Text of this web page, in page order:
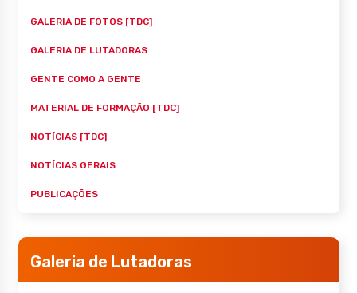
GALERIA DE FOTOS [TDC]
GALERIA DE LUTADORAS
GENTE COMO A GENTE
MATERIAL DE FORMAÇÃO [TDC]
NOTÍCIAS [TDC]
NOTÍCIAS GERAIS
PUBLICAÇÕES
Galeria de Lutadoras